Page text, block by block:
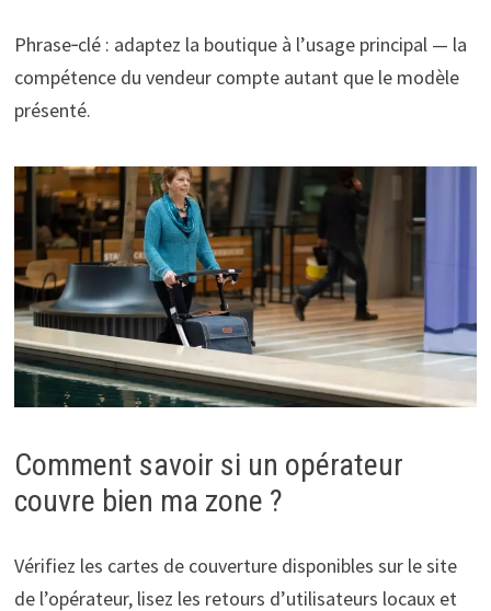
Phrase‑clé : adaptez la boutique à l’usage principal — la
compétence du vendeur compte autant que le modèle
présenté.
Comment savoir si un opérateur
couvre bien ma zone ?
Vérifiez les cartes de couverture disponibles sur le site
de l’opérateur, lisez les retours d’utilisateurs locaux et